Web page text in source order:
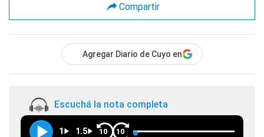
Compartir
Agregar Diario de Cuyo en
Escuchá la nota completa
1 1.5 10 10